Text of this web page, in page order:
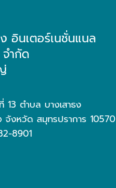
อินเตอร์เนชั่นแนล
จำกัด
ตำบล บางเสาธง
จังหวัด สมุทรปราการ 10570
8901